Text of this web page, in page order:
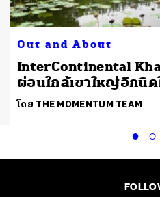
Out and About
InterContinental
ผ่อนใกล้เขาใหญ่อีกนิ
โดย THE MOMENTUM TEAM